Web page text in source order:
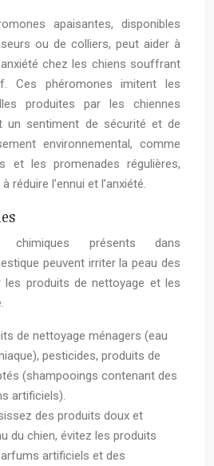
apaisantes, disponibles
ou de colliers, peut aider à
chez les chiens souffrant
Ces phéromones imitent les
produites par les chiennes
un sentiment de sécurité et de
environnemental, comme
et les promenades régulières,
réduire l’ennui et l’anxiété.
chimiques présents dans
peuvent irriter la peau des
les produits de nettoyage et les
de nettoyage ménagers (eau
pesticides, produits de
(shampooings contenant des
artificiels).
des produits doux et
du chien, évitez les produits
artificiels et des